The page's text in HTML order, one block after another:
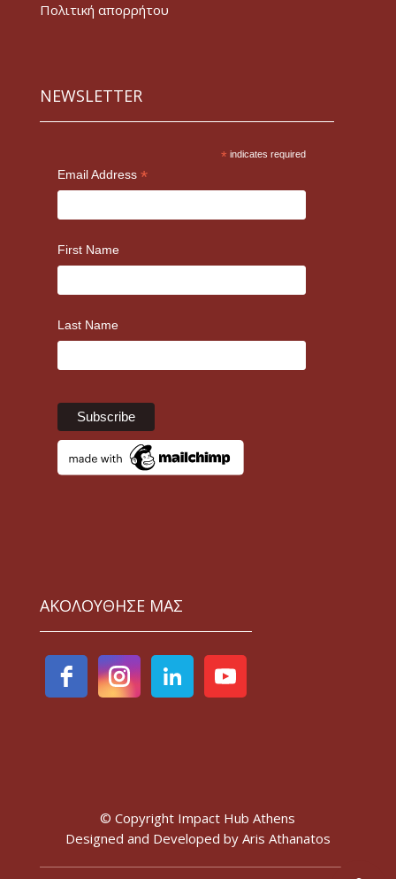
Πολιτική απορρήτου
NEWSLETTER
* indicates required
Email Address *
First Name
Last Name
ΑΚΟΛΟΥΘΗΣΕ ΜΑΣ
© Copyright Impact Hub Athens
Designed and Developed by Aris Athanatos